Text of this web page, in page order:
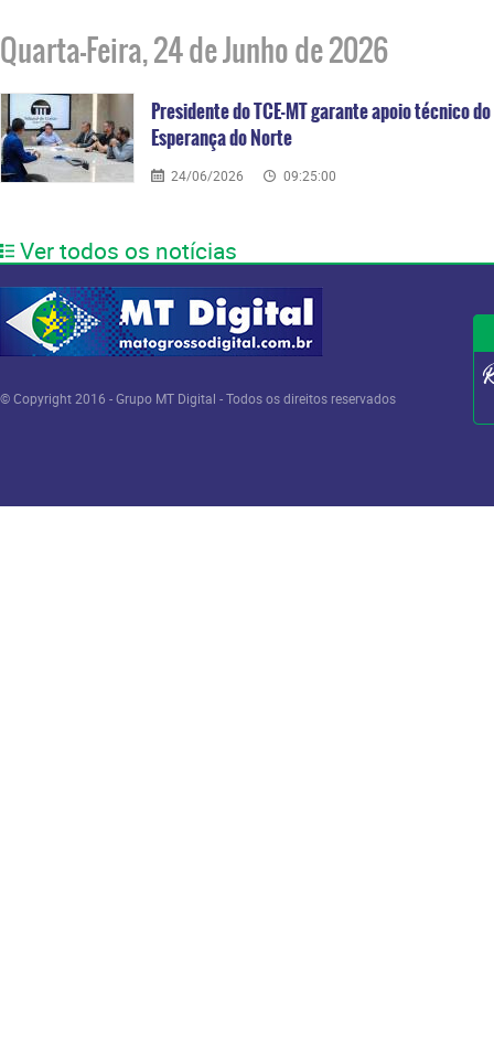
Quarta-Feira, 24 de Junho de 2026
Presidente do TCE-MT garante apoio técnico do
Esperança do Norte
24/06/2026 09:25:00
Ver todos os notícias
© Copyright 2016 - Grupo MT Digital - Todos os direitos reservados